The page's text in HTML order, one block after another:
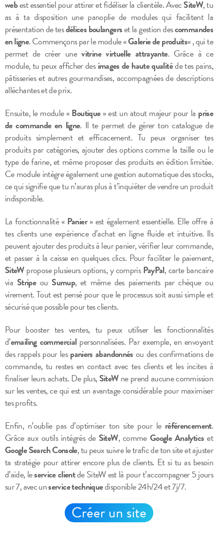
webest essentiel pour attirer et fidéliser la clientèle. AvecSiteW, tu
as à ta disposition une panoplie de modules qui facilitent la
présentation de tesdélices boulangerset la gestion descommandes
en ligne. Commençons par le module «Galerie de produits« , qui te
permet de créer unevitrine virtuelle attrayante. Grâce à ce
module, tu peux afficher desimages de haute qualitéde tes pains,
pâtisseries et autres gourmandises, accompagnées de descriptions
alléchantes et de prix.
Ensuite, le module «Boutique» est un atout majeur pour la prise
de commande en ligne. Il te permet de gérer ton catalogue de
produits simplement et efficacement. Tu peux organiser tes
produits par catégories, ajouter des options comme la taille ou le
type de farine, et même proposer des produits en édition limitée.
Ce module intègre également une gestion automatique des stocks,
ce qui signifie que tu n’auras plus à t’inquiéter de vendre un produit
indisponible.
La fonctionnalité « Panier» est également essentielle. Elle offre à
tes clients une expérience d’achat en ligne fluide et intuitive. Ils
peuvent ajouter des produits à leur panier, vérifier leur commande,
et passer à la caisse en quelques clics. Pour faciliter le paiement,
SiteWpropose plusieurs options, y comprisPayPal, carte bancaire
via Stripeou Sumup, et même des paiements par chèque ou
virement. Tout est pensé pour que le processus soit aussi simple et
sécurisé que possible pour tes clients.
Pour booster tes ventes, tu peux utiliser les fonctionnalités
d’emailing commercialpersonnalisées. Par exemple, en envoyant
des rappels pour lespaniers abandonnés ou des confirmations de
commande, tu restes en contact avec tes clients et les incites à
finaliser leurs achats. De plus,SiteWne prend aucune commission
sur les ventes, ce qui est un avantage considérable pour maximiser
tes profits.
Enfin, n’oublie pas d’optimiser ton site pour le référencement.
Grâce aux outils intégrés de SiteW, comme Google Analytics et
Google Search Console, tu peux suivre le trafic de ton site et ajuster
ta stratégie pour attirer encore plus de clients. Et si tu as besoin
d’aide, leservice clientde SiteW est là pour t’accompagner 5 jours
sur 7, avec unservice techniquedisponible 24h/24 et 7j/7.
Créer un site